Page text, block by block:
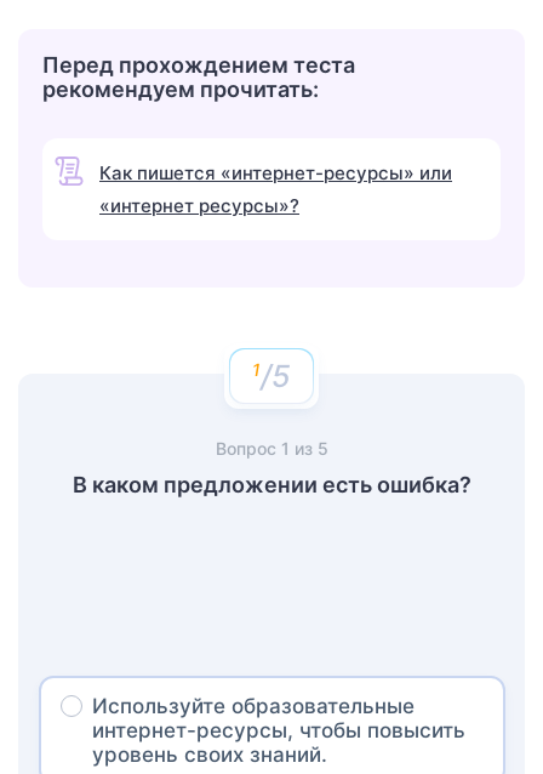
Перед прохождением теста
рекомендуем прочитать:
Как пишется «интернет-ресурсы» или
«интернет ресурсы»?
/5
Вопрос 1 из 5
В каком предложении есть ошибка?
Используйте образовательные
интернет-ресурсы, чтобы повысить
уровень своих знаний.